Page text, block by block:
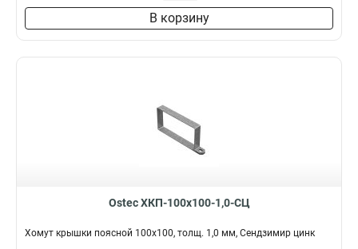
В корзину
Ostec ХКП-100х100-1,0-СЦ
Хомут крышки поясной 100х100, толщ. 1,0 мм, Сендзимир цинк